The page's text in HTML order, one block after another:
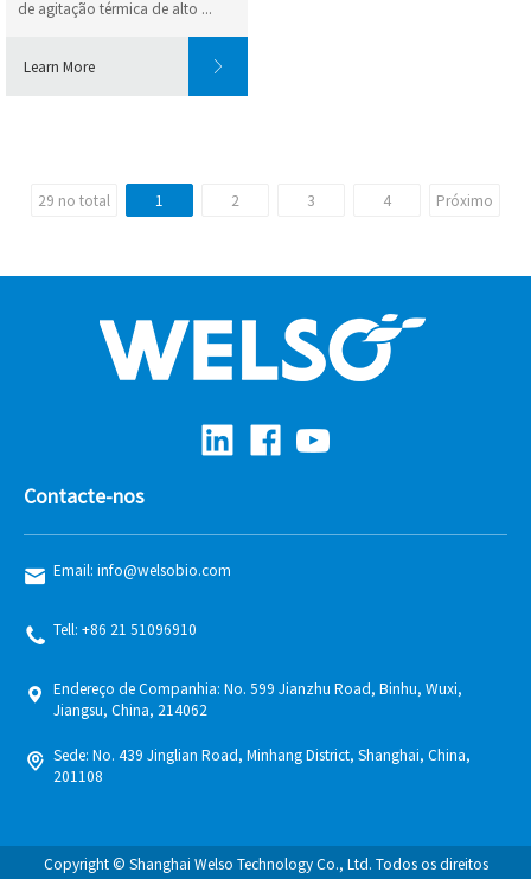
de agitação térmica de alto ...
Learn More
29 no total 1 2 3 4 Próximo
Contacte-nos
Email: info@welsobio.com
Tell: +86 21 51096910
Endereço de Companhia: No. 599 Jianzhu Road, Binhu, Wuxi,
Jiangsu, China, 214062
Sede: No. 439 Jinglian Road, Minhang District, Shanghai, China,
201108
Copyright © Shanghai Welso Technology Co., Ltd. Todos os direitos